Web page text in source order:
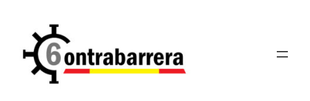
contenido